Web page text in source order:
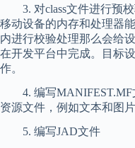
3. 对class文件进行预校
移动设备的内存和处理器
内进行校验处理那么会给
在开发平台中完成。目标
作。
4. 编写MANIFEST.MF
资源文件，例如文本和图片
5. 编写JAD文件